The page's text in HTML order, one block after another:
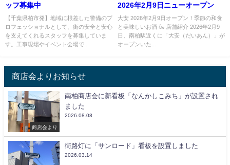
ッフ募集中
【千葉県柏市発】地域に根差した警備のプ
ロフェッショナルとして、街の安全と安心
を支えてくれるスタッフを募集していま
す。工事現場やイベント会場で...
2026年2月9日ニューオープン
大安 2026年2月9日オープン！季節の和食
と美味しいお酒 🍶 店舗紹介 2026年2月9
日、南柏駅近くに「大安（だいあん）」が
オープンいた...
商店会よりお知らせ
商店会より
南柏商店会に新看板「なんかしこみち」が設置され
ました
2026.08.08
街路灯に「サンロード」看板を設置しました
2026.03.14